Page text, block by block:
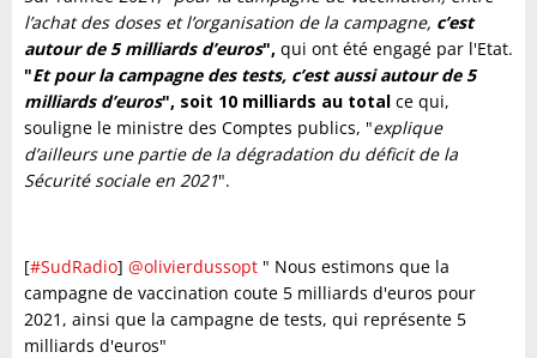
l’achat des doses et l’organisation de la campagne, c’est
autour de 5 milliards d’euros", qui ont été engagé par l'Etat.
"Et pour la campagne des tests, c’est aussi autour de 5
milliards d’euros", soit 10 milliards au total ce qui,
souligne le ministre des Comptes publics, "explique
d’ailleurs une partie de la dégradation du déficit de la
Sécurité sociale en 2021".
[#SudRadio] @olivierdussopt " Nous estimons que la
campagne de vaccination coute 5 milliards d'euros pour
2021, ainsi que la campagne de tests, qui représente 5
milliards d'euros"